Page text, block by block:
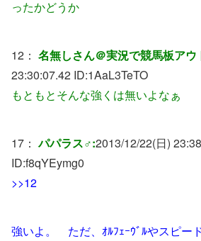
ったかどうか
12： 名無しさん＠実況で競馬板アウ
23:30:07.42 ID:1AaL3TeTO
もともとそんな強くは無いよなぁ
17：パパラス♂:2013/12/22(日)
ID:f8qYEymg0
>>12
強いよ。 ただ、ｵﾙﾌｪｰｳﾞﾙやスピー